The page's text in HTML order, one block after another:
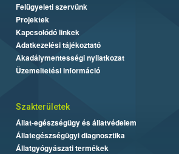
Felügyeleti szervünk
Projektek
Kapcsolódó linkek
Adatkezelési tájékoztató
Akadálymentességi nyilatkozat
Üzemeltetési információ
Szakterületek
Állat-egészségügy és állatvédelem
Állategészségügyi diagnosztika
Állatgyógyászati termékek